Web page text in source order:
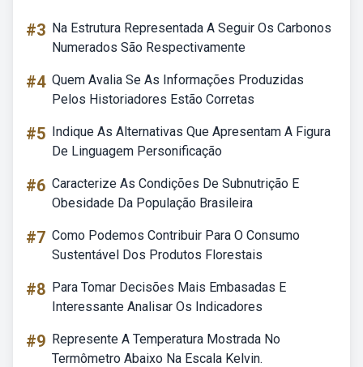
#3 Na Estrutura Representada A Seguir Os Carbonos
Numerados São Respectivamente
#4 Quem Avalia Se As Informações Produzidas
Pelos Historiadores Estão Corretas
#5 Indique As Alternativas Que Apresentam A Figura
De Linguagem Personificação
#6 Caracterize As Condições De Subnutrição E
Obesidade Da População Brasileira
#7 Como Podemos Contribuir Para O Consumo
Sustentável Dos Produtos Florestais
#8 Para Tomar Decisões Mais Embasadas E
Interessante Analisar Os Indicadores
#9 Represente A Temperatura Mostrada No
Termômetro Abaixo Na Escala Kelvin.